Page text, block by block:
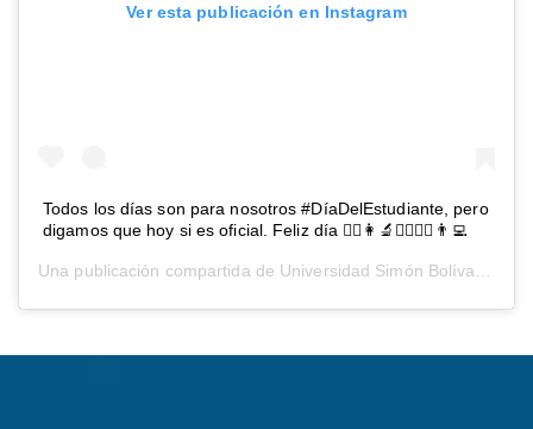
Ver esta publicación en Instagram
Todos los días son para nosotros #DíaDelEstudiante, pero
digamos que hoy si es oficial. Feliz día 👨‍⚕️👩‍🔬🕵️‍♂️👩‍⚖️👨‍💻
Una publicación compartida de Universidad Simón Bolívar